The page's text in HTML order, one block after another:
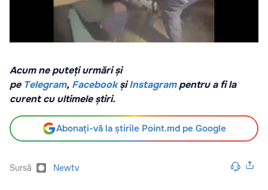
Acum ne puteți urmări și
pe Telegram, Facebook șiInstagrampentru a fi la
curent cu ultimele știri.
Abonați-vă la știrile Point.md pe Google
Sursă Newtv